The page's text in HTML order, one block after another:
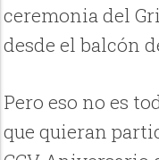
ceremonia del
desde el balcón
Pero eso no es
que quieran